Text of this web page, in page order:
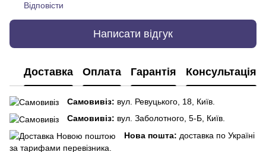
Відповісти
Написати відгук
Доставка Оплата Гарантія Консультація
Самовивіз: вул. Ревуцького, 18, Київ.
Самовивіз: вул. Заболотного, 5-Б, Київ.
Нова пошта: доставка по Україні
за тарифами перевізника.